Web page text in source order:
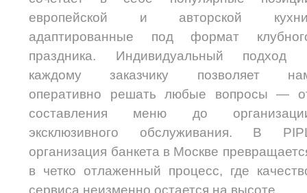
европейской и авторской
адаптированные под формат
праздника. Индивидуальный подход
каждому заказчику позволяет
оперативно решать любые вопросы —
составления меню до
эксклюзивного обслуживания. В
организация банкета в Москве
в четко отлаженный процесс, где
сервиса неизменно остается на высоте.